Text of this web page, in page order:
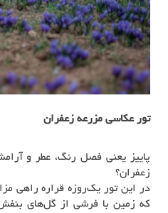
تور عکاسی مزرعه زعفران
پاییز یعنی فصل رنگ، عطر و
زعفران؟
در این تور یک‌روزه قراره راهی
که زمین با فرشی از گل‌های